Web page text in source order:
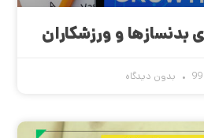
بدنسازها و ورزشکاران
بدون دیدگاه